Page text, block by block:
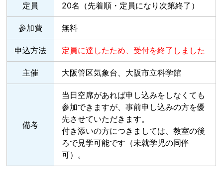
定員 20名（先着順・定員になり次第終了）
参加費 無料
申込方法 定員に達したため、受付を終了しました
主催 大阪管区気象台、大阪市立科学館
備考
当日空席があれば申し込みをしなくても
参加できますが、事前申し込みの方を優
先させていただきます。
付き添いの方につきましては、教室の後
ろで見学可能です（未就学児の同伴
可）。